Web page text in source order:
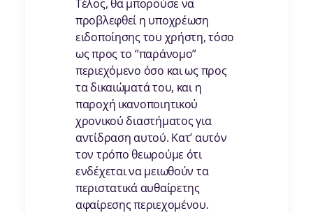
Τέλος, θα μπορούσε να
προβλεφθεί η υποχρέωση
ειδοποίησης του χρήστη, τόσο
ως προς το “παράνομο”
περιεχόμενο όσο και ως προς
τα δικαιώματά του, και η
παροχή ικανοποιητικού
χρονικού διαστήματος για
αντίδραση αυτού. Κατ’ αυτόν
τον τρόπο θεωρούμε ότι
ενδέχεται να μειωθούν τα
περιστατικά αυθαίρετης
αφαίρεσης περιεχομένου.